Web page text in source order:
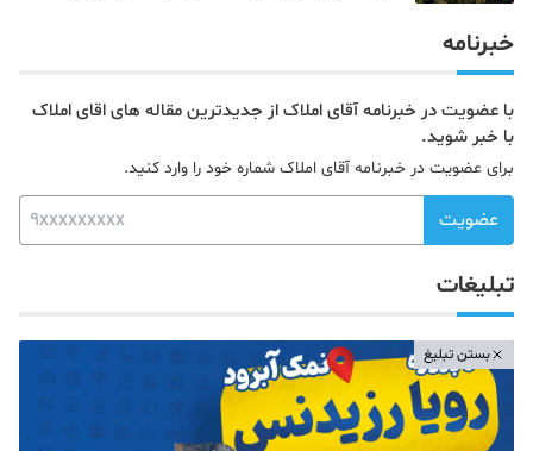
خبرنامه
با عضویت در خبرنامه آقای املاک از جدیدترین مقاله های اقای املاک
با خبر شوید.
برای عضویت در خبرنامه آقای املاک شماره خود را وارد کنید.
عضویت
تبلیغات
بستن تبلیغ